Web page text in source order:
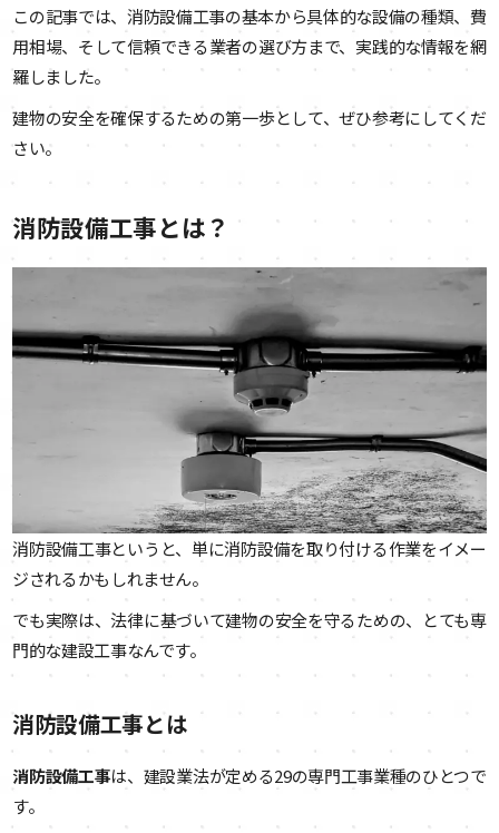
この記事では、消防設備工事の基本から具体的な設備の種類、費
用相場、そして信頼できる業者の選び方まで、実践的な情報を網
羅しました。
建物の安全を確保するための第一歩として、ぜひ参考にしてくだ
さい。
消防設備工事とは？
消防設備工事というと、単に消防設備を取り付ける作業をイメー
ジされるかもしれません。
でも実際は、法律に基づいて建物の安全を守るための、とても専
門的な建設工事なんです。
消防設備工事とは
消防設備工事は、建設業法が定める29の専門工事業種のひとつで
す。